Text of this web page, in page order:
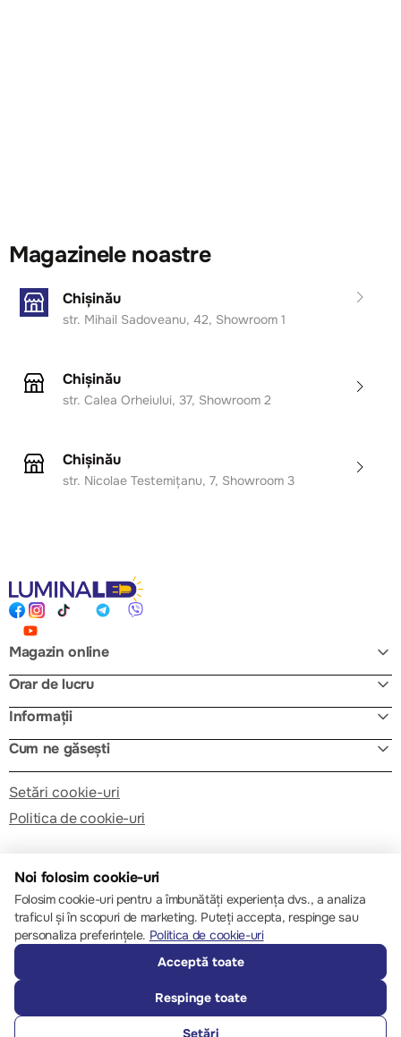
Magazinele noastre
Chișinău
str. Mihail Sadoveanu, 42, Showroom 1
Chișinău
str. Calea Orheiului, 37, Showroom 2
Chișinău
str. Nicolae Testemițanu, 7, Showroom 3
Magazin online
Orar de lucru
Informații
Cum ne găsești
Setări cookie-uri
Politica de cookie-uri
© 2013 – 2026 ECOM
Noi folosim cookie-uri
Folosim cookie-uri pentru a îmbunătăți experiența dvs., a analiza
traficul și în scopuri de marketing. Puteți accepta, respinge sau
personaliza preferințele. Politica de cookie-uri
Acceptă toate
Respinge toate
Setări